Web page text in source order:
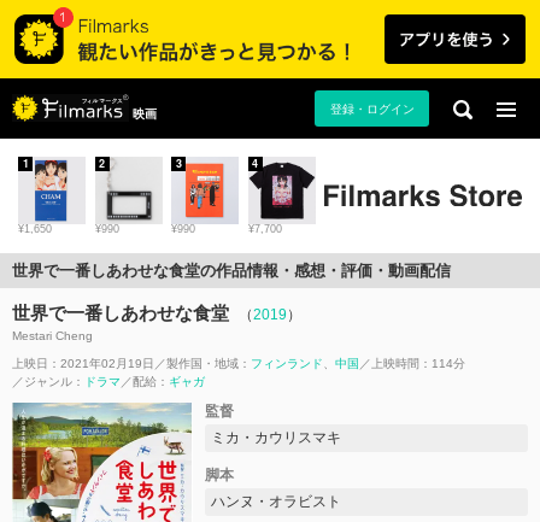
映画 登録・ログイン
¥1,650
1
¥990
2
¥990
3
¥7,700
4
世界で一番しあわせな食堂の作品情報・感想・評価・動画配信
世界で一番しあわせな食堂 （2019）
Mestari Cheng
上映日：2021年02月19日 製作国・地域： フィンランド 中国
上映時間：114分
ジャンル：
ドラマ 配給： ギャガ
監督
ミカ・カウリスマキ
脚本
ハンヌ・オラビスト